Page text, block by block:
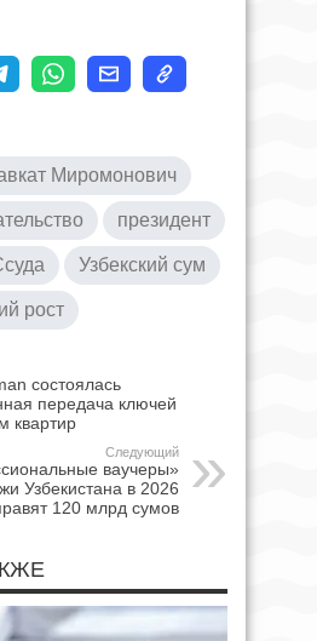
Миромонович
президент
Узбекский сум
рост
состоялась
передача ключей
квартир
Следующий
ваучеры»
Узбекистана в 2026
120 млрд сумов